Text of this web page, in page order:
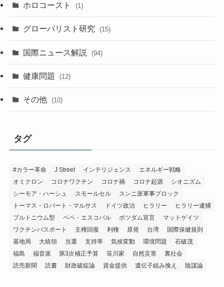
ホロコースト (1)
グローバリスト研究 (15)
国際ニュース解説 (94)
健康問題 (12)
その他 (10)
タグ
#カラー革命 J Street インテリジェンス
エネルギー戦略
オミクロン
コロナワクチン コロナ禍 コロナ起源
シオニズム
シーモア・ハーシュ
スモールセル
スンニ派軍事ブロック
トーマス・ロバート・マルサス
ドイツ政治 ヒラリー
ヒラリー逮捕
プルトニウム型
ペペ・エスコバル ポツダム宣言
マットゲイツ
ワクチンパスポート
主権回復 利権 原発 台湾
国際保健規則
基地局
大統領 当選 支持率 気候変動 環境問題
石破茂
福島
福音派 第3次補正予算 笹川家 自然災害
裏社会
読売新聞
読書 財政破綻論 資金提供 遺伝子組み換え 陰謀論